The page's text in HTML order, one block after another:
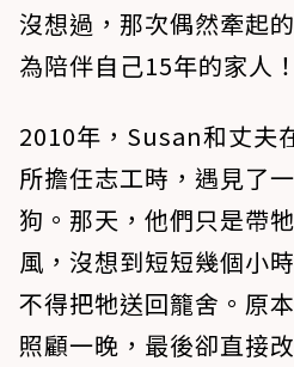
沒想過，那次偶然牽起
為陪伴自己15年的家人！
2010年，Susan和丈夫
所擔任志工時，遇見了
狗。那天，他們只是帶
風，沒想到短短幾個小
不得把牠送回籠舍。原
照顧一晚，最後卻直接